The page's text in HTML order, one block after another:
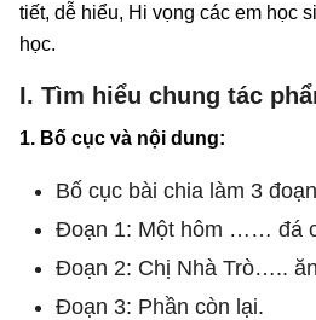
tiết, dễ hiểu, Hi vọng các em học
học.
I. Tìm hiểu chung tác
1. Bố cục và nội dung:
Bố cục bài chia làm 3
Đoạn 1: Một hôm …… đá
Đoạn 2: Chị Nhà Trò…..
Đoạn 3: Phần còn lại.